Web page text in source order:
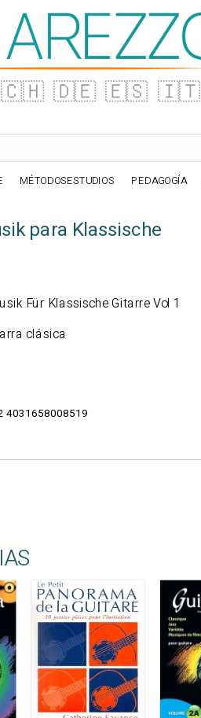
🇨🇭 🇩🇪 🇪🇸 🇮🇹
MÉTODOSESTUDIOS PEDAGOGÍA
para Klassische
Für Klassische Gitarre Vol 1
clásica
4031658008519